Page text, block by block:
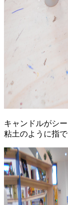
キャンドルがシ
粘土のように指